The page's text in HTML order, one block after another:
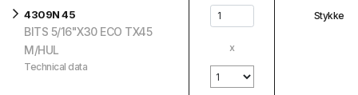
4309N 45
BITS 5/16"X30 ECO TX45
M/HUL
Technical data
x
Stykke